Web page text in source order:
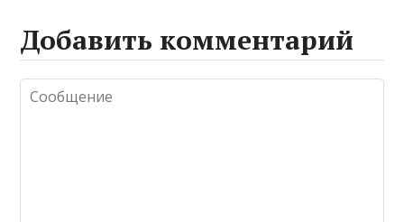
Добавить комментарий